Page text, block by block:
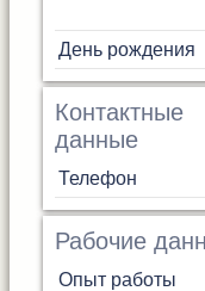
День рождения
Контактные
данные
Телефон
Рабочие
Опыт работы